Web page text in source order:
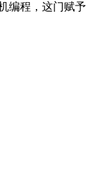
编程，这门赋予